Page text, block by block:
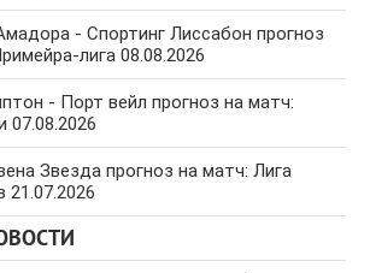
- Спортинг Лиссабон прогноз
лига 08.08.2026
- Порт вейл прогноз на матч:
07.08.2026
Звезда прогноз на матч: Лига
21.07.2026